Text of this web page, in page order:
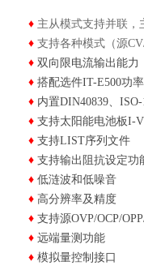
♦ 主从模式支持并联，
♦ 支持各种模式（源
♦ 双向限电流输出能
♦ 搭配选件IT-E500功
♦ 内置DIN40839、
♦ 支持太阳能电池板I-
♦ 支持LIST序列文件
♦ 支持输出阻抗设定功
♦ 低涟波和低噪音
♦ 高分辨率及精度
♦ 支持源OVP/OCP/
♦ 远端量测功能
♦ 模拟量控制接口